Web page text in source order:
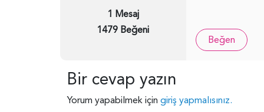
1 Mesaj
1479 Beğeni
Beğen
Bir cevap yazın
Yorum yapabilmek için giriş yapmalısınız.